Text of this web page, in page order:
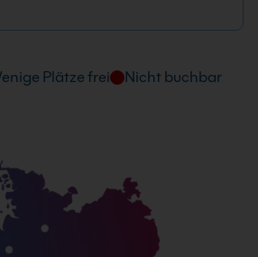
Plätze frei Nicht buchbar